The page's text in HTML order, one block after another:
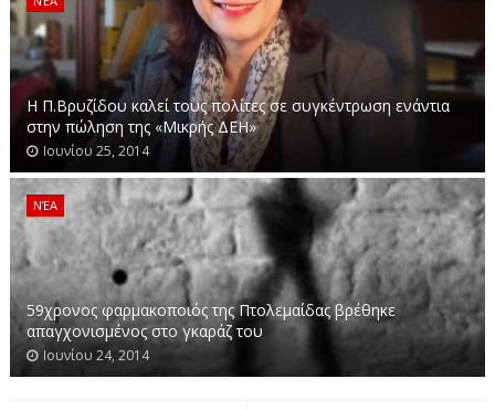
Η Π.Βρυζίδου καλεί τους πολίτες σε συγκέντρωση ενάντια
στην πώληση της «Μικρής ΔΕΗ»
Ιουνίου 25, 2014
ΝΈΑ
59χρονος φαρμακοποιός της Πτολεμαίδας βρέθηκε
απαγχονισμένος στο γκαράζ του
Ιουνίου 24, 2014